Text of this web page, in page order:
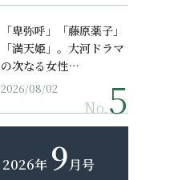
「卑弥呼」「藤原薬子」
「満天姫」。大河ドラマ
の次なる女性…
2026/08/02
No.
2026年 9月号